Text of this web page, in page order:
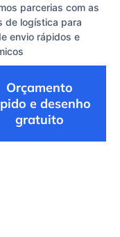
parcerias com as
de logística para
envio rápidos e
Orçamento
e desenho
gratuito